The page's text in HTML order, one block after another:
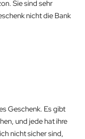
Sie sind sehr
nicht die Bank
Geschenk. Es gibt
und jede hat ihre
nicht sicher sind,